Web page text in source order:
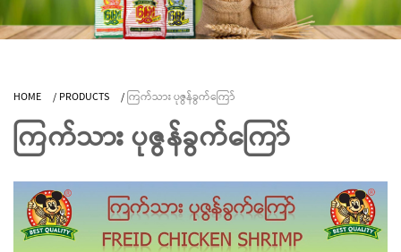
HOME / PRODUCTS /ကြက်သား ပုဇွန်ခွက်ကြော်
ကြက်သား ပုဇွန်ခွက်ကြော်